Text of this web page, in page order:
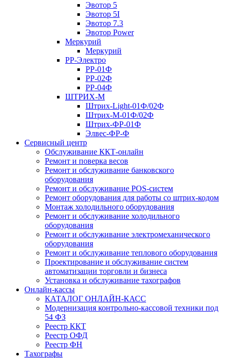
Эвотор 5
Эвотор 5I
Эвотор 7.3
Эвотор Power
Меркурий
Меркурий
РР-Электро
РР-01Ф
РР-02Ф
РР-04Ф
ШТРИХ-М
Штрих-Light-01Ф/02Ф
Штрих-М-01Ф/02Ф
Штрих-ФР-01Ф
Элвес-ФР-Ф
Сервисный центр
Обслуживание ККТ-онлайн
Ремонт и поверка весов
Ремонт и обслуживание банковского
оборудования
Ремонт и обслуживание POS-систем
Ремонт оборудования для работы со штрих-кодом
Монтаж холодильного оборудования
Ремонт и обслуживание холодильного
оборудования
Ремонт и обслуживание электромеханического
оборудования
Ремонт и обслуживание теплового оборудования
Проектирование и обслуживание систем
автоматизации торговли и бизнеса
Установка и обслуживание тахографов
Онлайн-кассы
КАТАЛОГ ОНЛАЙН-КАСС
Модернизация контрольно-кассовой техники под
54 ФЗ
Реестр ККТ
Реестр ОФД
Реестр ФН
Тахографы